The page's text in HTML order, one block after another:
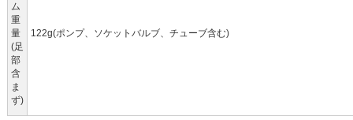
ム
重
量
(足
部
含
ま
ず)
122g(ポンプ、ソケットバルブ、チューブ含む)